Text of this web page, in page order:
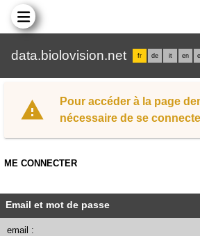
data.biolovision.net fr de it en
Pour accéder à la page
nécessaire de se
ME CONNECTER
Email et mot de passe
email :